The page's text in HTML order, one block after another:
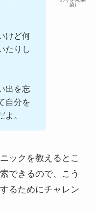
染)
けど何
たりし
出を忘
自分を
。
ックを教えるとこ
できるので、こう
るためにチャレン